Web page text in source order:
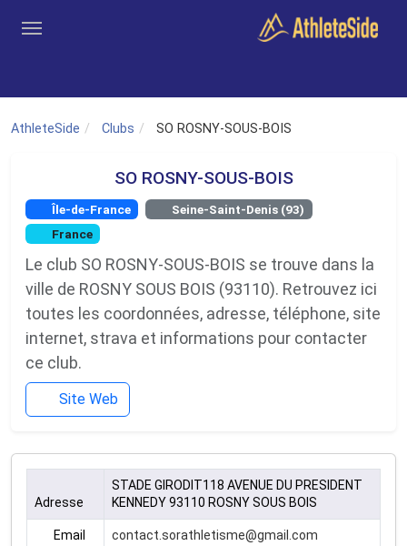
AthleteSide Clubs SO ROSNY-SOUS-BOIS
SO ROSNY-SOUS-BOIS
Île-de-France
Seine-Saint-Denis (93)
France
Le club SO ROSNY-SOUS-BOIS se trouve dans la
ville de ROSNY SOUS BOIS (93110). Retrouvez ici
toutes les coordonnées, adresse, téléphone, site
internet, strava et informations pour contacter
ce club.
Site Web
Adresse
STADE GIRODIT118 AVENUE DU PRESIDENT
KENNEDY 93110 ROSNY SOUS BOIS
Email contact.sorathletisme@gmail.com